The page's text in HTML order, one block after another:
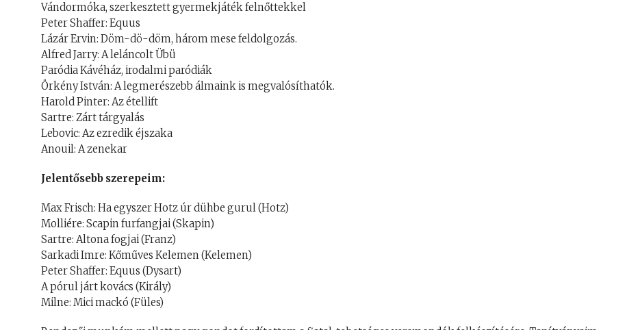
Vándormóka, szerkesztett gyermekjáték felnőttekkel
Peter Shaffer: Equus
Lázár Ervin: Döm-dö-döm, három mese feldolgozás.
Alfred Jarry: A leláncolt Übü
Paródia Kávéház, irodalmi paródiák
Örkény István: A legmerészebb álmaink is megvalósíthatók.
Harold Pinter: Az étellift
Sartre: Zárt tárgyalás
Lebovic: Az ezredik éjszaka
Anouil: A zenekar
Jelentősebb szerepeim:
Max Frisch: Ha egyszer Hotz úr dühbe gurul (Hotz)
Molliére: Scapin furfangjai (Skapin)
Sartre: Altona fogjai (Franz)
Sarkadi Imre: Kőműves Kelemen (Kelemen)
Peter Shaffer: Equus (Dysart)
A pórul járt kovács (Király)
Milne: Mici mackó (Füles)